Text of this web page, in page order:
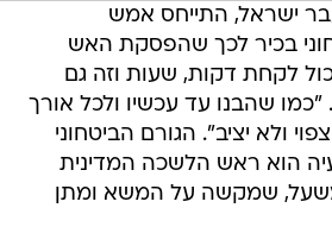
ישראל, התייחס אמש
בכיר לכך שהפסקת האש
לקחת דקות, שעות וזה גם
"כמו שהבנו עד עכשיו ולכל אורך
ולא יציב". הגורם הביטחוני
הוא ראש הלשכה המדינית
שמקשה על המשא ומתן